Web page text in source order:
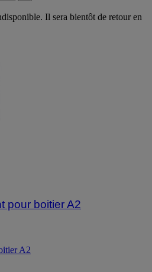
Il sera bientôt de retour en
pour boitier A2
A2